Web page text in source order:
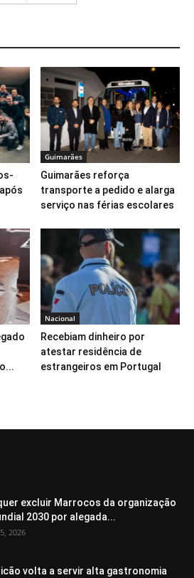
Guimarães
Guimarães reforça
transporte a pedido e alarga
serviço nas férias escolares
Nacional
Recebiam dinheiro por
atestar residência de
estrangeiros em Portugal
excluir Marrocos da organização
2030 por alegada...
2026
volta a servir alta gastronomia